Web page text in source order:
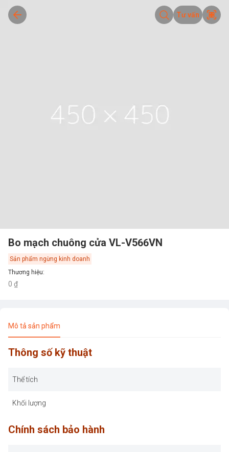
Tư vấn
Bo mạch chuông cửa VL-V566VN
Sản phẩm ngừng kinh doanh
Thương hiệu:
0 ₫
Mô tả sản phẩm
Thông số kỹ thuật
Thể tích
Khối lượng
Chính sách bảo hành